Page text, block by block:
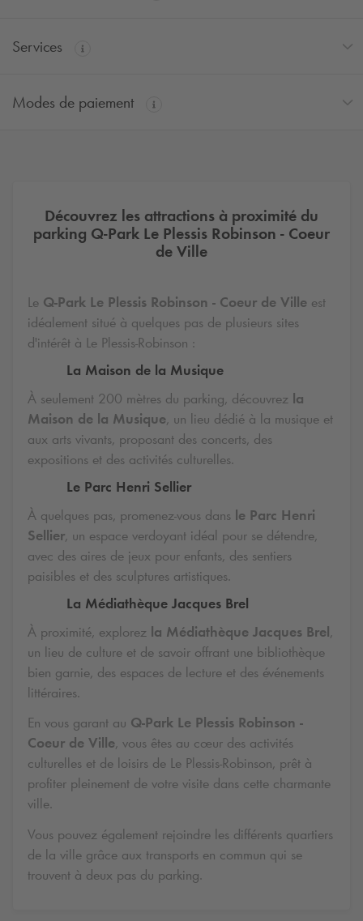
Services
Modes de paiement
Découvrez les attractions à proximité du
parking Q-Park Le Plessis Robinson - Coeur
de Ville
Le Q-Park Le Plessis Robinson - Coeur de Ville est
idéalement situé à quelques pas de plusieurs sites
d'intérêt à Le Plessis-Robinson :
La Maison de la Musique
À seulement 200 mètres du parking, découvrez la
Maison de la Musique, un lieu dédié à la musique et
aux arts vivants, proposant des concerts, des
expositions et des activités culturelles.
Le Parc Henri Sellier
À quelques pas, promenez-vous dans le Parc Henri
Sellier, un espace verdoyant idéal pour se détendre,
avec des aires de jeux pour enfants, des sentiers
paisibles et des sculptures artistiques.
La Médiathèque Jacques Brel
À proximité, explorez la Médiathèque Jacques Brel,
un lieu de culture et de savoir offrant une bibliothèque
bien garnie, des espaces de lecture et des événements
littéraires.
En vous garant au Q-Park Le Plessis Robinson -
Coeur de Ville, vous êtes au cœur des activités
culturelles et de loisirs de Le Plessis-Robinson, prêt à
profiter pleinement de votre visite dans cette charmante
ville.
Vous pouvez également rejoindre les différents quartiers
de la ville grâce aux transports en commun qui se
trouvent à deux pas du parking.